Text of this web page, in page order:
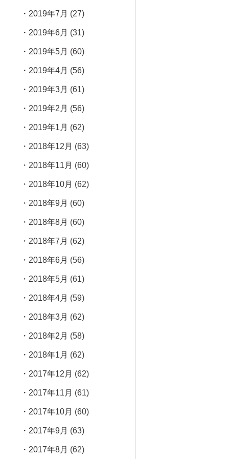
2019年7月 (27)
2019年6月 (31)
2019年5月 (60)
2019年4月 (56)
2019年3月 (61)
2019年2月 (56)
2019年1月 (62)
2018年12月 (63)
2018年11月 (60)
2018年10月 (62)
2018年9月 (60)
2018年8月 (60)
2018年7月 (62)
2018年6月 (56)
2018年5月 (61)
2018年4月 (59)
2018年3月 (62)
2018年2月 (58)
2018年1月 (62)
2017年12月 (62)
2017年11月 (61)
2017年10月 (60)
2017年9月 (63)
2017年8月 (62)